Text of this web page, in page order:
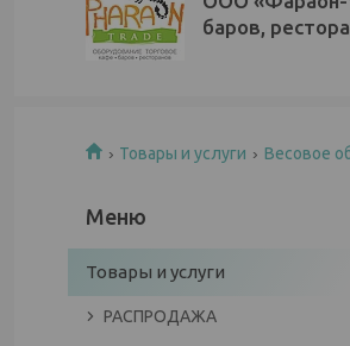
баров,
Товары и услуги Весовое
Товары и услуги
РАСПРОДАЖА